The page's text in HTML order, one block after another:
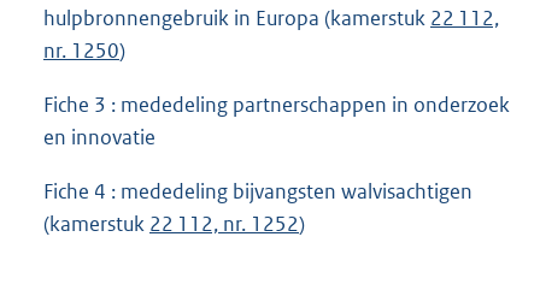
hulpbronnengebruik in Europa (kamerstuk 22 112,
nr. 1250)
Fiche 3 : mededeling partnerschappen in onderzoek
en innovatie
Fiche 4 : mededeling bijvangsten walvisachtigen
(kamerstuk 22 112, nr. 1252)